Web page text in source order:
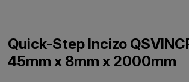
Quick-Step Incizo
45mm x 8mm x 2000mm